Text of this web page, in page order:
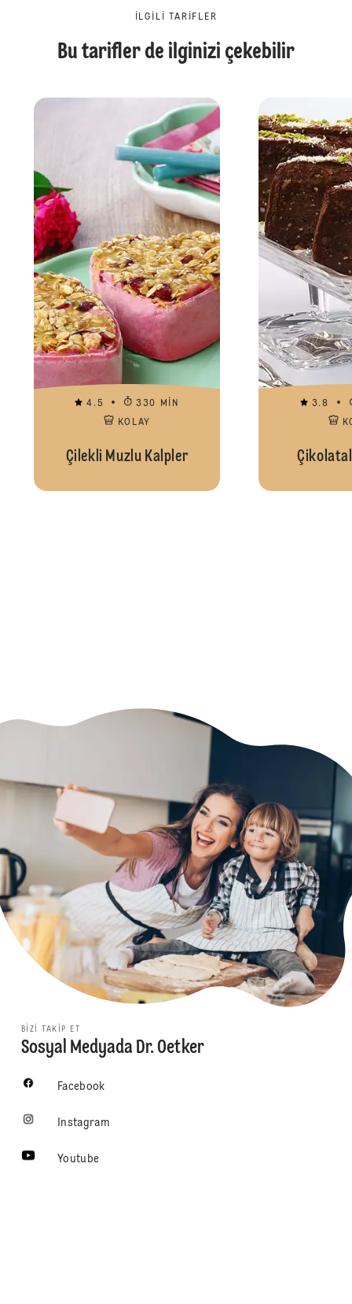
İLGILI TARIFLER
Bu tarifler de ilginizi çekebilir
4.5
330 MIN
KOLAY
Çilekli Muzlu Kalpler
3.8
BIZI TAKIP ET
Sosyal Medyada Dr. Oetker
Facebook
Instagram
Youtube